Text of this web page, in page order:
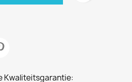
Kwaliteitsgarantie: